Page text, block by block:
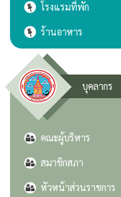
โรงแรมที่พัก
ร้านอาหาร
บุคลากร
คณะผู้บริหาร
สมาชิกสภา
หัวหน้าส่วนราชการ